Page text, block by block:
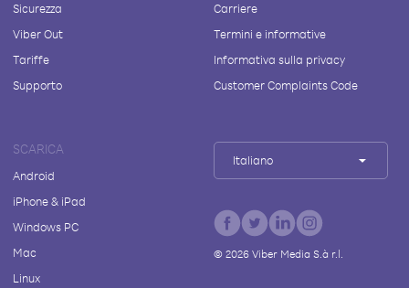
Sicurezza
Viber Out
Tariffe
Supporto
Carriere
Termini e informative
Informativa sulla privacy
Customer Complaints Code
SCARICA
Android
iPhone & iPad
Windows PC
Mac
Linux
Italiano
© 2026Viber Media S.à r.l.